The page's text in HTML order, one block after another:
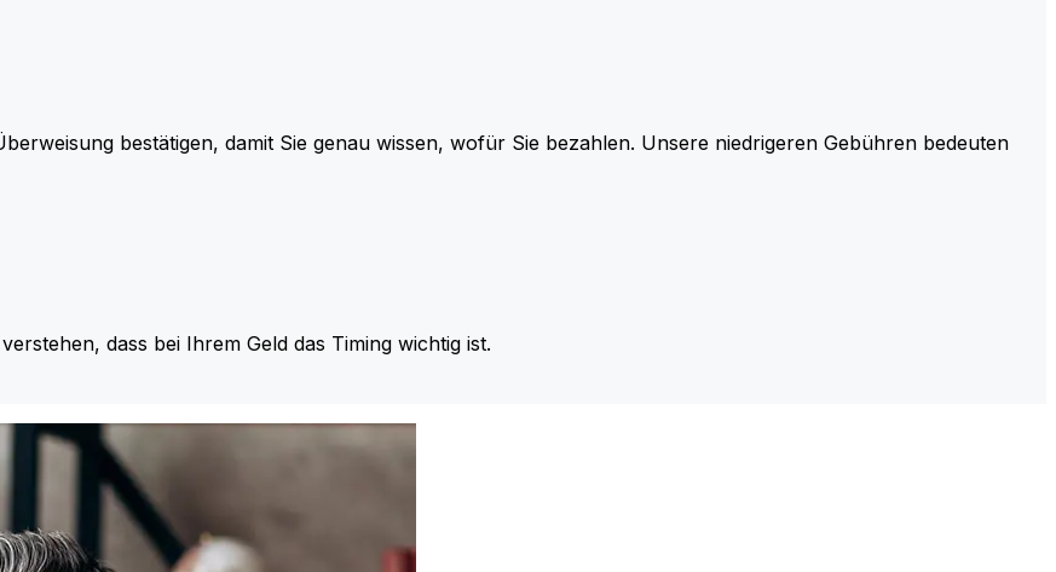
bestätigen, damit Sie genau wissen, wofür Sie bezahlen. Unsere niedrigeren Gebühren bedeuten
dass bei Ihrem Geld das Timing wichtig ist.